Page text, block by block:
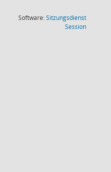
Software:Sitzungsdienst
Session(Wird in